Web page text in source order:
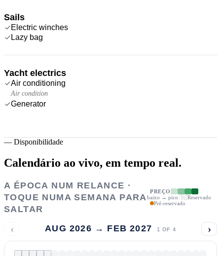
Sails
Electric winches
Lazy bag
Yacht electrics
Air conditioning
Air condition
Generator
— Disponibilidade
Calendário ao vivo, em tempo real.
A ÉPOCA NUM RELANCE ·
TOQUE NUMA SEMANA PARA
SALTAR
PREÇO
baixo → pico
Reservado
Pré-reservado
‹ AUG 2026 → FEB 2027 1 OF 4 ›